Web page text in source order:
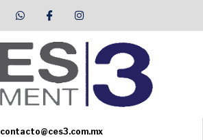
contacto@ces3.com.mx